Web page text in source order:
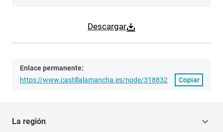
Descargar
Enlace permanente:
https://www.castillalamancha.es/node/318832
Copiar
La región